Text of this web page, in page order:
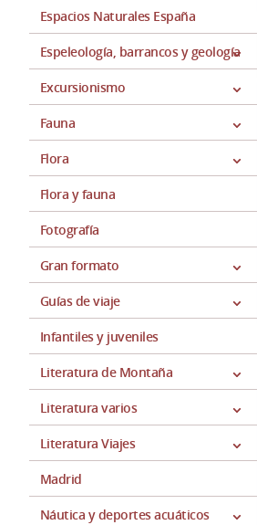
Espacios Naturales España
Espeleología, barrancos y geología
Excursionismo
Fauna
Flora
Flora y fauna
Fotografía
Gran formato
Guías de viaje
Infantiles y juveniles
Literatura de Montaña
Literatura varios
Literatura Viajes
Madrid
Náutica y deportes acuáticos